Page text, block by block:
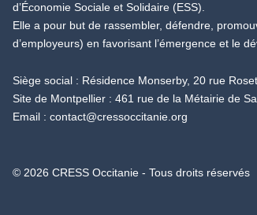
d’Économie Sociale et Solidaire (ESS).
Elle a pour but de rassembler, défendre,
d’employeurs) en favorisant l’émergence et le
Siège social : Résidence Monserby, 20 rue
Site de Montpellier : 461 rue de la Métairie de
Email : contact@cressoccitanie.org
© 2026 CRESS Occitanie - Tous droits réservés